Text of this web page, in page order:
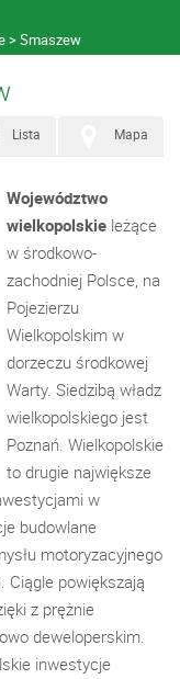
Smaszew
Mapa
Lista
Województwo
wielkopolskie leżące
w środkowo-
zachodniej Polsce, na
Pojezierzu
Wielkopolskim w
dorzeczu środkowej
Warty. Siedzibą władz
wielkopolskiego jest
Poznań. Wielkopolskie
to drugie największe
w
budowlane
motoryzacyjnego
Ciągle powiększają
z prężnie
deweloperskim.
inwestycje